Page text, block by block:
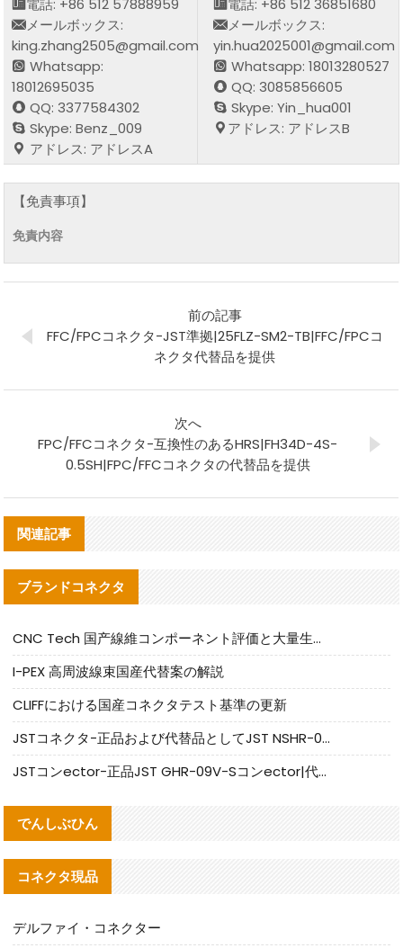
電話: +86 512 57888959
メールボックス:
king.zhang2505@gmail.com
Whatsapp:
18012695035
QQ: 3377584302
Skype: Benz_009
アドレス: アドレスA
電話: +86 512 36851680
メールボックス:
yin.hua2025001@gmail.com
Whatsapp: 18013280527
QQ: 3085856605
Skype: Yin_hua001
アドレス: アドレスB
【免責事項】
免責内容
前の記事
FFC/FPCコネクタ-JST準拠|25FLZ-SM2-TB|FFC/FPCコ
ネクタ代替品を提供
次へ
FPC/FFCコネクタ-互換性のあるHRS|FH34D-4S-
0.5SH|FPC/FFCコネクタの代替品を提供
関連記事
ブランドコネクタ
CNC Tech 国产線維コンポーネント評価と大量生産適合ガイド
I-PEX 高周波線束国産代替案の解説
CLIFFにおける国産コネクタテスト基準の更新
JSTコネクタ-正品および代替品としてJST NSHR-02V-Sコネクタを提供します
JSTコンector-正品JST GHR-09V-Sコンector|代替品提供
でんしぶひん
コネクタ現品
デルファイ・コネクター